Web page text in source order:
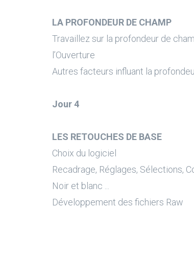
LA PROFONDEUR DE CHAMP
Travaillez sur la profondeur de
l’Ouverture
Autres facteurs influant la
Jour 4
LES RETOUCHES DE BASE
Choix du logiciel
Recadrage, Réglages, Sélections,
Noir et blanc ...
Développement des fichiers Raw